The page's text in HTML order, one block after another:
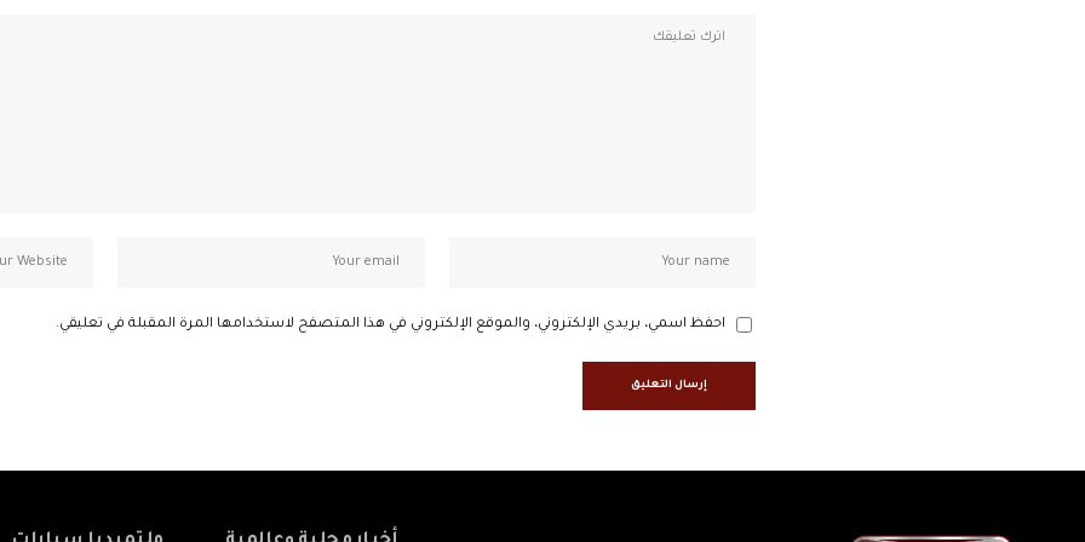
احفظ اسمي، بريدي الإلكتروني، والموقع الإلكتروني في هذا المتصفح لاستخدامها المرة المقبلة في تعليقي.